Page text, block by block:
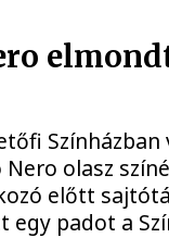
olasz
előtt
egy padot a